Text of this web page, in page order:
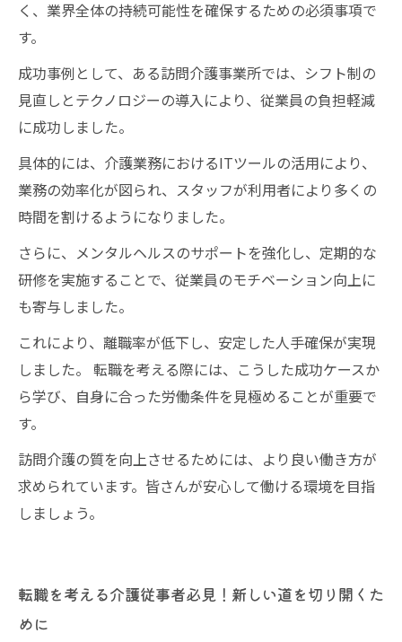
く、業界全体の持続可能性を確保するための必須事項で
す。
成功事例として、ある訪問介護事業所では、シフト制の
見直しとテクノロジーの導入により、従業員の負担軽減
に成功しました。
具体的には、介護業務におけるITツールの活用により、
業務の効率化が図られ、スタッフが利用者により多くの
時間を割けるようになりました。
さらに、メンタルヘルスのサポートを強化し、定期的な
研修を実施することで、従業員のモチベーション向上に
も寄与しました。
これにより、離職率が低下し、安定した人手確保が実現
しました。 転職を考える際には、こうした成功ケースか
ら学び、自身に合った労働条件を見極めることが重要で
す。
訪問介護の質を向上させるためには、より良い働き方が
求められています。皆さんが安心して働ける環境を目指
しましょう。
転職を考える介護従事者必見！新しい道を切り開くた
めに